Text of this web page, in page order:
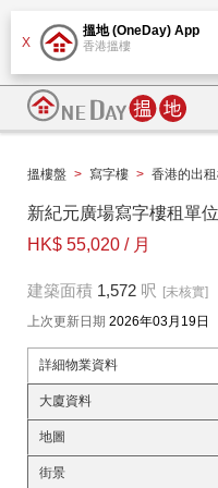
X
搵地 (OneDay) App
香港搵樓
搵樓盤 > 寫字樓 > 香港的出
新紀元廣場寫字樓租單
HK$ 55,020 / 月
建築面積 1,572 呎 [未核實]
上次更新日期 2026年03月19日
詳細物業資料
大廈資料
地圖
街景